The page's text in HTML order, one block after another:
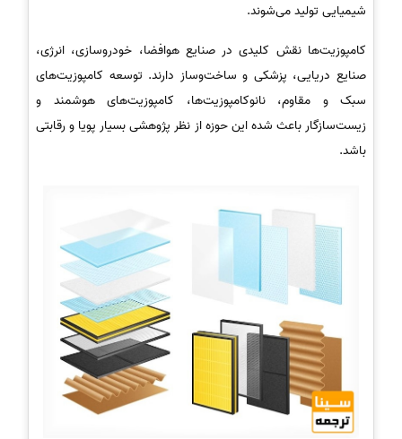
شیمیایی تولید می‌شوند.
کامپوزیت‌ها نقش کلیدی در صنایع هوافضا، خودروسازی، انرژی،
صنایع دریایی، پزشکی و ساخت‌وساز دارند. توسعه کامپوزیت‌های
سبک و مقاوم، نانوکامپوزیت‌ها، کامپوزیت‌های هوشمند و
زیست‌سازگار باعث شده این حوزه از نظر پژوهشی بسیار پویا و رقابتی
باشد.